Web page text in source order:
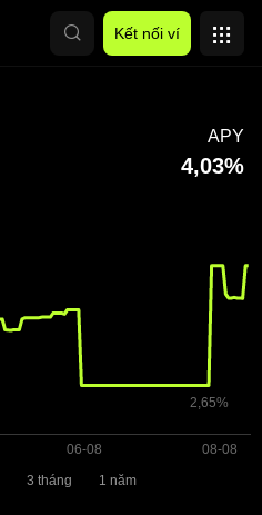
Kết nối ví
APY
4,03%
3 tháng 1 năm